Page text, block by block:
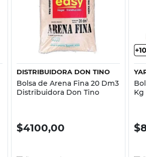
Vista rápida
DISTRIBUIDORA DON TINO
Bolsa de Arena Fina 20 Dm3
Distribuidora Don Tino
$4100,00
Kg
$